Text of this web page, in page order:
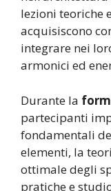
lezioni teoriche
acquisiscono
integrare nei
armonici ed
Durante la
partecipanti
fondamentali
elementi, la
ottimale degli
pratiche e